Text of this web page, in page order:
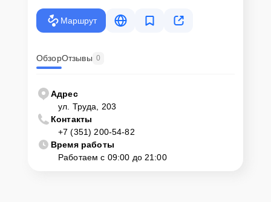
Маршрут
ОбзорОтзывы 0
Адрес
ул. Труда, 203
Контакты
+7 (351) 200-54-82
Время работы
Работаем с 09:00 до 21:00